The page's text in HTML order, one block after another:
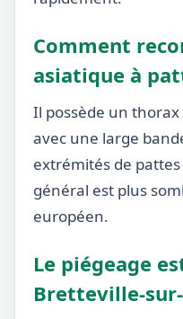
Comment
asiatique à
Il possède un
avec une large
extrémités de
général est plus
européen.
Le piégeage
Bretteville-